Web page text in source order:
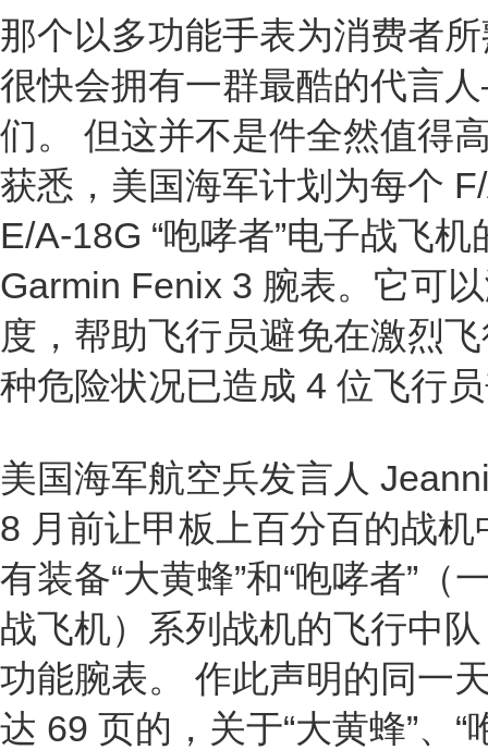
那个以多功能手表为消费者
很快会拥有一群最酷的代言
们。 但这并不是件全然值得
获悉，美国海军计划为每个
E/A-18G “咆哮者”电子战飞
Garmin Fenix 3 腕表。它可
度，帮助飞行员避免在激烈
种危险状况已造成 4 位飞行
美国海军航空兵发言人
8 月前让甲板上百分百的战
有装备“大黄蜂”和“咆哮者”（
战飞机）系列战机的飞行中
功能腕表。 作此声明的同一
达 69 页的，关于“大黄蜂”、“